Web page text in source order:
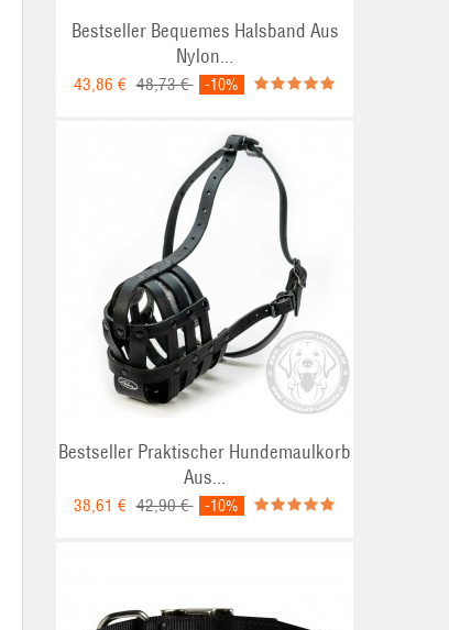
Bestseller Bequemes Halsband Aus
Nylon...
43,86 € 48,73 € -10%
Bestseller Praktischer Hundemaulkorb
Aus...
38,61 € 42,90 € -10%